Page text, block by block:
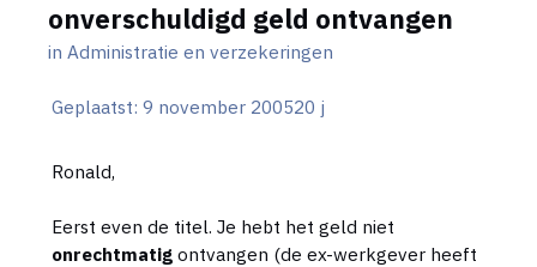
onverschuldigd geld ontvangen
in Administratie en verzekeringen
Geplaatst: 9 november 200520 j
Ronald,
Eerst even de titel. Je hebt het geld niet
onrechtmatig ontvangen (de ex-werkgever heeft